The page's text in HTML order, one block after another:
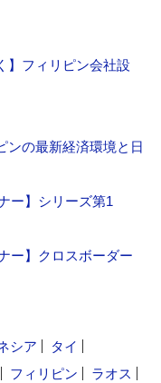
】フィリピン会社設
ンの最新経済環境と日
ー】シリーズ第1
ー】クロスボーダー
シア
タイ
フィリピン
ラオス